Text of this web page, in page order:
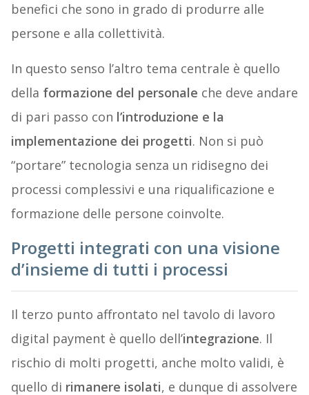
benefici che sono in grado di produrre alle
persone e alla collettività.
In questo senso l’altro tema centrale è quello
della formazione del personale che deve andare
di pari passo con l’introduzione e la
implementazione dei progetti. Non si può
“portare” tecnologia senza un ridisegno dei
processi complessivi e una riqualificazione e
formazione delle persone coinvolte.
Progetti integrati con una visione
d’insieme di tutti i processi
Il terzo punto affrontato nel tavolo di lavoro
digital payment è quello dell’integrazione. Il
rischio di molti progetti, anche molto validi, è
quello di rimanere isolati, e dunque di assolvere